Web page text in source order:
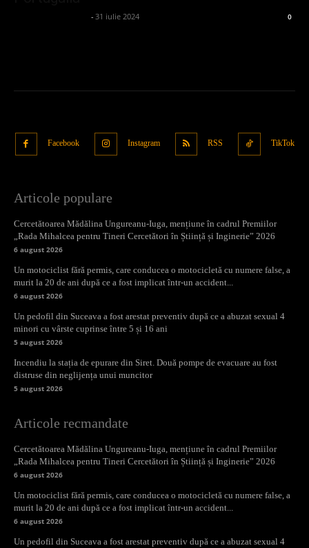
- 31 iulie 2024 0
Facebook Instagram RSS TikTok
Articole populare
Cercetătoarea Mădălina Ungureanu-Iuga, mențiune în cadrul Premiilor
„Rada Mihalcea pentru Tineri Cercetători în Știință și Inginerie” 2026
6 august 2026
Un motociclist fără permis, care conducea o motocicletă cu numere false, a
murit la 20 de ani după ce a fost implicat într-un accident...
6 august 2026
Un pedofil din Suceava a fost arestat preventiv după ce a abuzat sexual 4
minori cu vârste cuprinse între 5 și 16 ani
5 august 2026
Incendiu la stația de epurare din Siret. Două pompe de evacuare au fost
distruse din neglijența unui muncitor
5 august 2026
Articole recmandate
Cercetătoarea Mădălina Ungureanu-Iuga, mențiune în cadrul Premiilor
„Rada Mihalcea pentru Tineri Cercetători în Știință și Inginerie” 2026
6 august 2026
Un motociclist fără permis, care conducea o motocicletă cu numere false, a
murit la 20 de ani după ce a fost implicat într-un accident...
6 august 2026
Un pedofil din Suceava a fost arestat preventiv după ce a abuzat sexual 4